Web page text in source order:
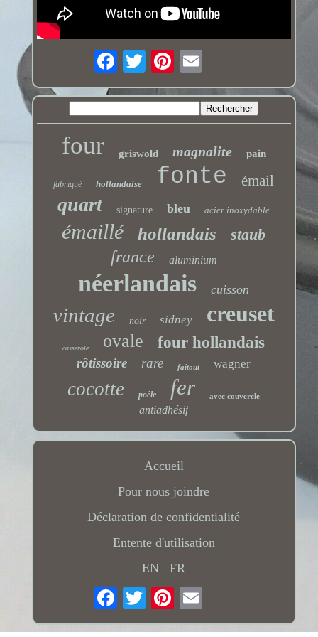
four griswold magnalite pain
fabriqué hollandaise fonte émail
quart signature bleu acier inoxydable
émaillé hollandais staub
france aluminium
néerlandais cuisson
vintage noir sidney creuset
casserole ovale four hollandais
rôtissoire rare faitout wagner
cocotte poêle fer avec couvercle
antiadhésif
Accueil
Pour nous joindre
Déclaration de confidentialité
Entente d'utilisation
EN
FR